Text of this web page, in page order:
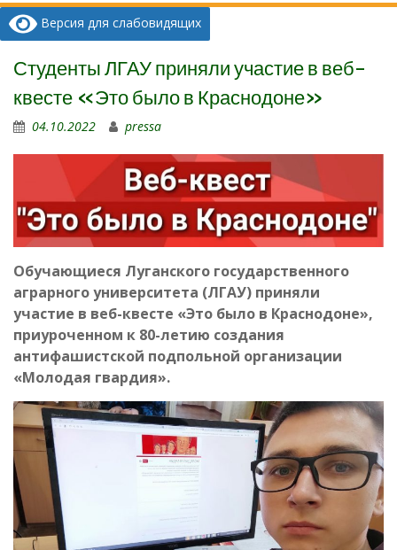
Версия для слабовидящих
Студенты ЛГАУ приняли участие в веб-
квесте «Это было в Краснодоне»
04.10.2022 pressa
Обучающиеся Луганского государственного
аграрного университета (ЛГАУ) приняли
участие в веб-квесте «Это было в Краснодоне»,
приуроченном к 80-летию создания
антифашистской подпольной организации
«Молодая гвардия».